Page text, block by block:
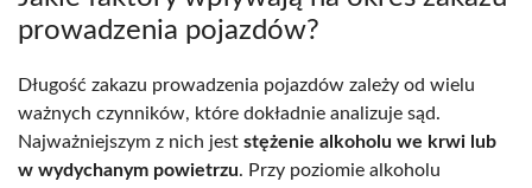
prowadzenia pojazdów?
Długość zakazu prowadzenia pojazdów zależy od wielu
ważnych czynników, które dokładnie analizuje sąd.
Najważniejszym z nich jest stężenie alkoholu we krwi lub
w wydychanym powietrzu. Przy poziomie alkoholu